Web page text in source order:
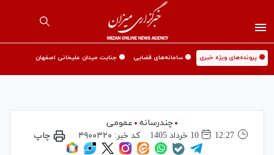
🟡 پرونده‌های ویژه خبری 🟡 سامانه‌های قضایی 🟡 جنایت میدان علیخانی اصفهان
چندرسانه
عمومی
12:27
10 خرداد 1405 کد خبر: ۴۹۰۰۳۲۰ چاپ